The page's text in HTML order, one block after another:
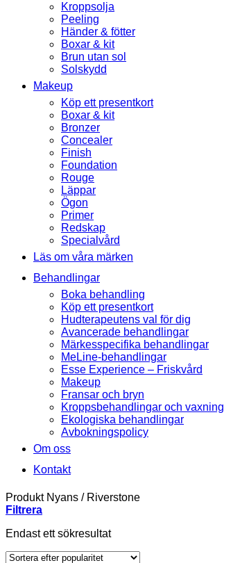
Kroppsolja
Peeling
Händer & fötter
Boxar & kit
Brun utan sol
Solskydd
Makeup
Köp ett presentkort
Boxar & kit
Bronzer
Concealer
Finish
Foundation
Rouge
Läppar
Ögon
Primer
Redskap
Specialvård
Läs om våra märken
Behandlingar
Boka behandling
Köp ett presentkort
Hudterapeutens val för dig
Avancerade behandlingar
Märkesspecifika behandlingar
MeLine-behandlingar
Esse Experience – Friskvård
Makeup
Fransar och bryn
Kroppsbehandlingar och vaxning
Ekologiska behandlingar
Avbokningspolicy
Om oss
Kontakt
Produkt Nyans /Riverstone
Filtrera
Endast ett sökresultat